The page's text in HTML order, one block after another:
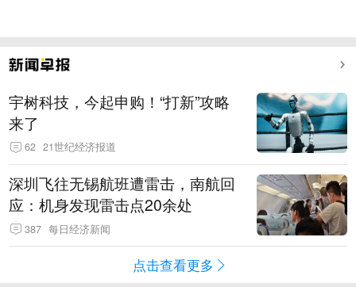
宇树科技，今起申购！“打新”攻略
来了
62 21世纪经济报道
深圳飞往无锡航班遭雷击，南航回
应：机身发现雷击点20余处
387 每日经济新闻
点击查看更多